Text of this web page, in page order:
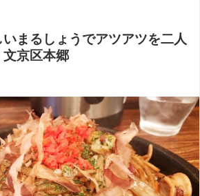
まるしょうでアツアツを二人
京区本郷